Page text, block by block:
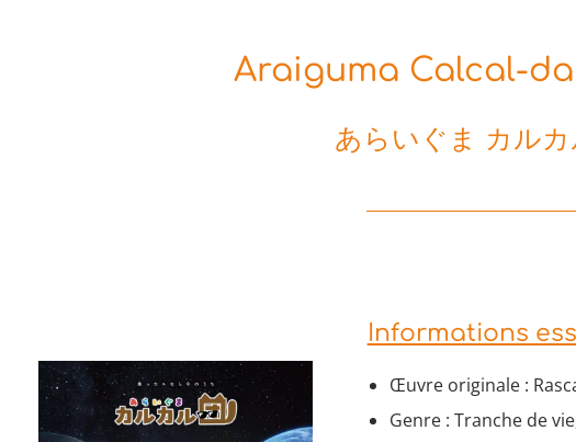
Araiguma Calcal-
あらいぐま カルカ
Informations
Œuvre originale :
Genre : Tranche de